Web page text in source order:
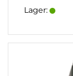
Lager: